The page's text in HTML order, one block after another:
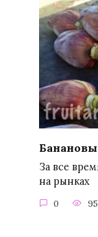
За все
на рынках
0